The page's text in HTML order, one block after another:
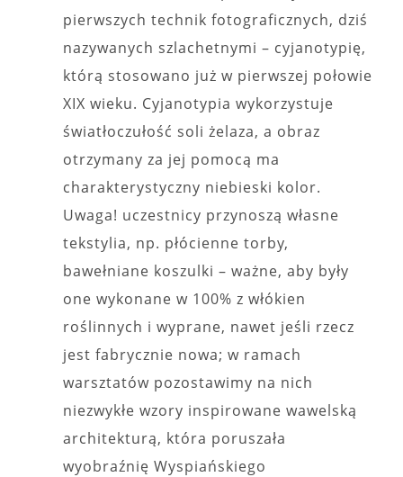
pierwszych technik fotograficznych, dziś
nazywanych szlachetnymi – cyjanotypię,
którą stosowano już w pierwszej połowie
XIX wieku. Cyjanotypia wykorzystuje
światłoczułość soli żelaza, a obraz
otrzymany za jej pomocą ma
charakterystyczny niebieski kolor.
Uwaga! uczestnicy przynoszą własne
tekstylia, np. płócienne torby,
bawełniane koszulki – ważne, aby były
one wykonane w 100% z włókien
roślinnych i wyprane, nawet jeśli rzecz
jest fabrycznie nowa; w ramach
warsztatów pozostawimy na nich
niezwykłe wzory inspirowane wawelską
architekturą, która poruszała
wyobraźnię Wyspiańskiego